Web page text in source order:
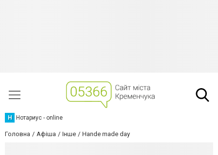
Н Нотариус - online
Головна Афіша Інше Hande made day